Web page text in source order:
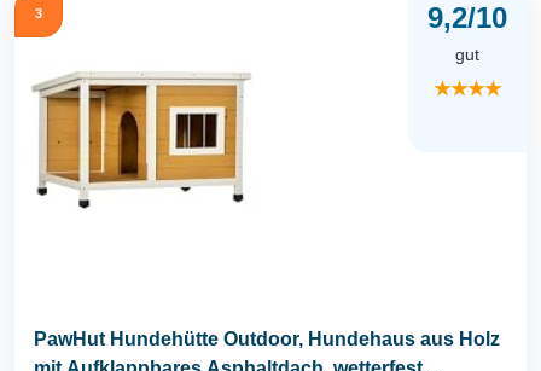
3 9,2/10
gut
★★★★
PawHut Hundehütte Outdoor, Hundehaus aus Holz